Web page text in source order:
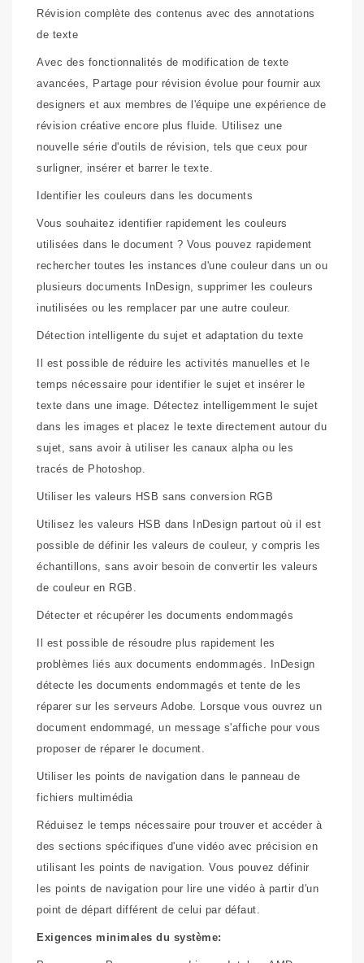
Révision complète des contenus avec des annotations
de texte
Avec des fonctionnalités de modification de texte
avancées, Partage pour révision évolue pour fournir aux
designers et aux membres de l'équipe une expérience de
révision créative encore plus fluide. Utilisez une
nouvelle série d'outils de révision, tels que ceux pour
surligner, insérer et barrer le texte.
Identifier les couleurs dans les documents
Vous souhaitez identifier rapidement les couleurs
utilisées dans le document ? Vous pouvez rapidement
rechercher toutes les instances d'une couleur dans un ou
plusieurs documents InDesign, supprimer les couleurs
inutilisées ou les remplacer par une autre couleur.
Détection intelligente du sujet et adaptation du texte
Il est possible de réduire les activités manuelles et le
temps nécessaire pour identifier le sujet et insérer le
texte dans une image. Détectez intelligemment le sujet
dans les images et placez le texte directement autour du
sujet, sans avoir à utiliser les canaux alpha ou les
tracés de Photoshop.
Utiliser les valeurs HSB sans conversion RGB
Utilisez les valeurs HSB dans InDesign partout où il est
possible de définir les valeurs de couleur, y compris les
échantillons, sans avoir besoin de convertir les valeurs
de couleur en RGB.
Détecter et récupérer les documents endommagés
Il est possible de résoudre plus rapidement les
problèmes liés aux documents endommagés. InDesign
détecte les documents endommagés et tente de les
réparer sur les serveurs Adobe. Lorsque vous ouvrez un
document endommagé, un message s'affiche pour vous
proposer de réparer le document.
Utiliser les points de navigation dans le panneau de
fichiers multimédia
Réduisez le temps nécessaire pour trouver et accéder à
des sections spécifiques d'une vidéo avec précision en
utilisant les points de navigation. Vous pouvez définir
les points de navigation pour lire une vidéo à partir d'un
point de départ différent de celui par défaut.
Exigences minimales du système: